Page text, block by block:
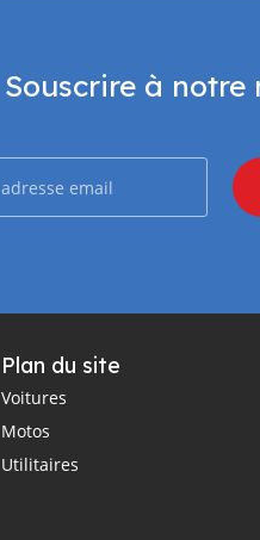
Souscrire à notre
Plan du site
Voitures
Motos
Utilitaires